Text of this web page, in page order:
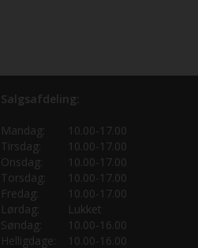
Salgsafdeling:
Mandag:
10.00-17.00
Tirsdag:
10.00-17.00
Onsdag:
10.00-17.00
Torsdag:
10.00-17.00
Fredag:
10.00-17.00
Lørdag:
Lukket
Søndag:
10.00-16.00
Helligdage:
10.00-16.00